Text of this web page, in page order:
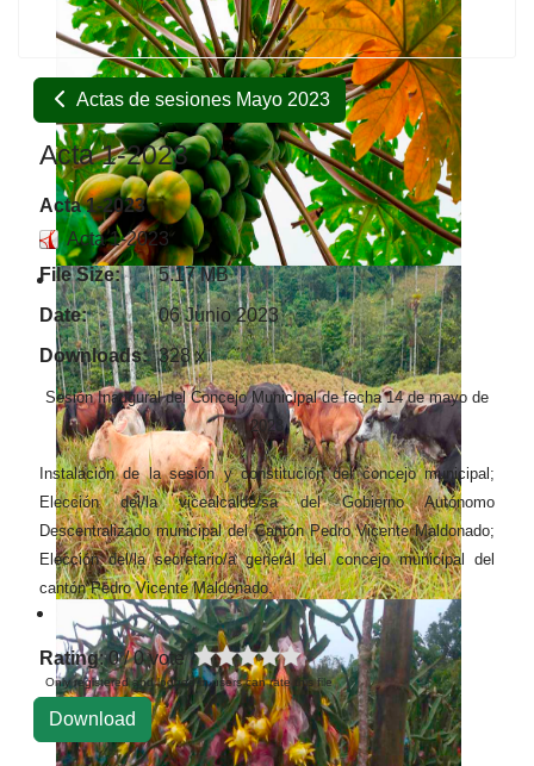
Actas de sesiones Mayo 2023
Acta 1-2023
Acta 1-2023
Acta 1-2023
File Size:
5.17 MB
Date:
06 Junio 2023
Downloads: 328 x
Sesión Inaugural del Concejo Municipal de fecha 14 de mayo de
2023
Instalación de la sesión y constitución del concejo municipal;
Elección del/la vicealcalde/sa del Gobierno Autónomo
Descentralizado municipal del Cantón Pedro Vicente Maldonado;
Elección del/la secretario/a general del concejo municipal del
cantón Pedro Vicente Maldonado.
Rating: 0 / 0 vote
Only registered and logged in users can rate this file